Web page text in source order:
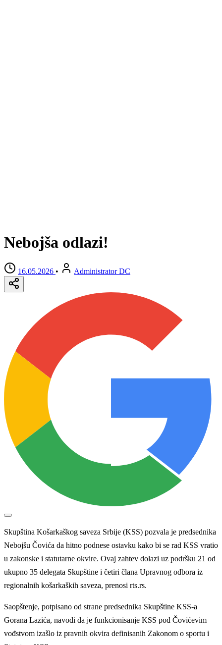
Nebojša odlazi!
16.05.2026 • Administrator DC
Skupština Košarkaškog saveza Srbije (KSS) pozvala je predsednika
Nebojšu Čovića da hitno podnese ostavku kako bi se rad KSS vratio
u zakonske i statutarne okvire. Ovaj zahtev dolazi uz podršku 21 od
ukupno 35 delegata Skupštine i četiri člana Upravnog odbora iz
regionalnih košarkaških saveza, prenosi rts.rs.
Saopštenje, potpisano od strane predsednika Skupštine KSS-a
Gorana Lazića, navodi da je funkcionisanje KSS pod Čovićevim
vođstvom izašlo iz pravnih okvira definisanih Zakonom o sportu i